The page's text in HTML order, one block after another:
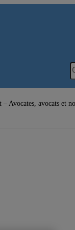
Avocates, avocats et